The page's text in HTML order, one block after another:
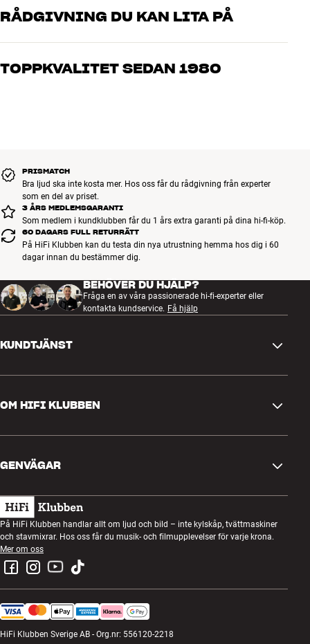
RÅDGIVNING DU KAN LITA PÅ
Våra medarbetare är riktiga entusiaster som kan produkterna och
vad du drömmer om, så hjälper vi dig att hitta den lösning som
TOPPKVALITET SEDAN 1980
PRISMATCH
Bra ljud ska inte kosta mer. Hos oss får du rådgivning från experter
som en del av priset.
3 ÅRS MEDLEMSGARANTI
Som medlem i kundklubben får du 1 års extra garanti på dina hi-fi-köp.
60 DAGARS FULL RETURRÄTT
På HiFi Klubben kan du testa din nya utrustning hemma hos dig i 60
dagar innan du bestämmer dig.
BEHÖVER DU HJÄLP?
Fråga en av våra passionerade hi-fi-experter eller
kontakta kundservice. Få hjälp
KUNDTJÄNST
Retur och reklamation
Ångra beställning
Köpvillkor
Integritetspolicy
OM HIFI KLUBBEN
Kundklubb
Lyssnarkväll
Tävlingar
Jobb i HiFi Klubben
GENVÄGAR
Presentkort
Bygg med ljud
Montering och installation
Retur av elavfall
Produktrecensioner
På HiFi Klubben handlar allt om ljud och bild – inte kylskåp, tvättmaskiner
och stavmixrar. Hos oss får du musik- och filmupplevelser för varje krona.
Mer om oss
HiFi Klubben Sverige AB - Org.nr: 556120-2218